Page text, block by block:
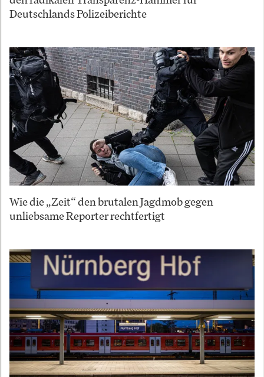
Deutschlands Polizeiberichte
Wie die „Zeit“ den brutalen Jagdmob gegen
unliebsame Reporter rechtfertigt